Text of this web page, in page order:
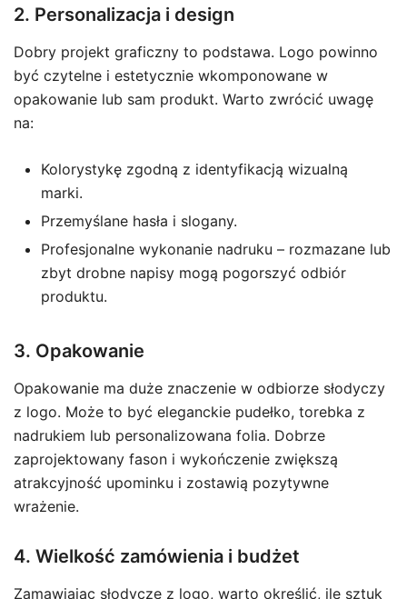
2. Personalizacja i design
Dobry projekt graficzny to podstawa. Logo powinno
być czytelne i estetycznie wkomponowane w
opakowanie lub sam produkt. Warto zwrócić uwagę
na:
Kolorystykę zgodną z identyfikacją wizualną
marki.
Przemyślane hasła i slogany.
Profesjonalne wykonanie nadruku – rozmazane lub
zbyt drobne napisy mogą pogorszyć odbiór
produktu.
3. Opakowanie
Opakowanie ma duże znaczenie w odbiorze słodyczy
z logo. Może to być eleganckie pudełko, torebka z
nadrukiem lub personalizowana folia. Dobrze
zaprojektowany fason i wykończenie zwiększą
atrakcyjność upominku i zostawią pozytywne
wrażenie.
4. Wielkość zamówienia i budżet
Zamawiając słodycze z logo, warto określić, ile sztuk